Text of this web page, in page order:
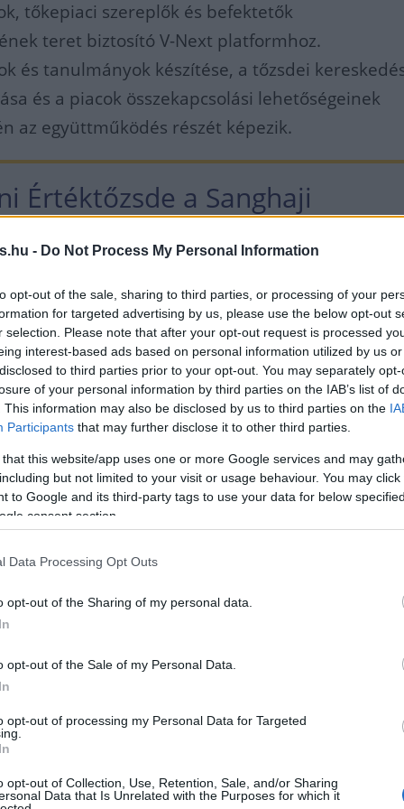
- Do Not Process My Personal Information
opt-out of the sale, sharing to third parties, or processing of your
for targeted advertising by us, please use the below opt-out
selection. Please note that after your opt-out request is processed
interest-based ads based on personal information utilized by us
to third parties prior to your opt-out. You may separately
of your personal information by third parties on the IAB’s list of
This information may also be disclosed by us to third parties on the
Participants that may further disclose it to other third parties.
that this website/app uses one or more Google services and may
but not limited to your visit or usage behaviour. You may
to Google and its third-party tags to use your data for below
consent section.
Data Processing Opt Outs
opt-out of the Sharing of my personal data.
opt-out of the Sale of my Personal Data.
opt-out of processing my Personal Data for Targeted
opt-out of Collection, Use, Retention, Sale, and/or Sharing
Data that Is Unrelated with the Purposes for which it
tőkepiaci szereplők és befektetők
teret biztosító V-Next platformhoz.
és tanulmányok készítése, a tőzsdei
és a piacok összekapcsolási lehetőségeinek
az együttműködés részét képezik.
Értéktőzsde a Sanghaji
mellett egyike Kína két
tekintve a 8.
világon, amely kulcsszerepet
hogy az elmúlt években Ázsia,
is Kína az új
domináns
váljon.
mind az IPO-k számát, mind a méretét
el: 2018-ban 46 új
7,6 milliárd dollár értékben, 2017-ben
milliárd dollár értékű IPO-val világelső volt.
Risk Management Officer, Shenzhen Stock Exchange és Máté-
helyettes, Budapesti Értéktőzsde
közötti tőkepiaci együttműködés 2017